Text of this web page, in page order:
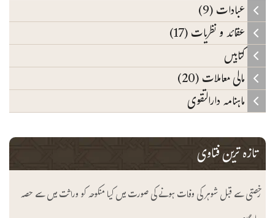
عبادات (9)
عقائد و نظریات (17)
کتابیں
مالی معاملات (20)
ماہنامہ دارالتقوی
تازہ ترین فتاوی
رخصتی سے قبل شوہر کی وفات ہونے کی صورت میں کیا منکوحہ کو وراثت میں سے حصہ